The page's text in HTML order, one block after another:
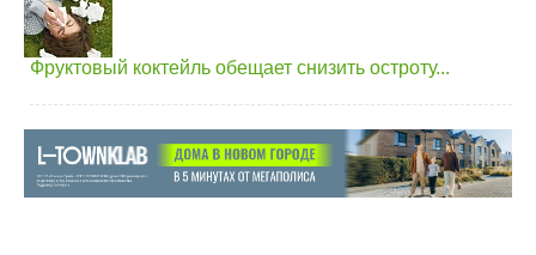
Фруктовый коктейль обещает снизить остроту...